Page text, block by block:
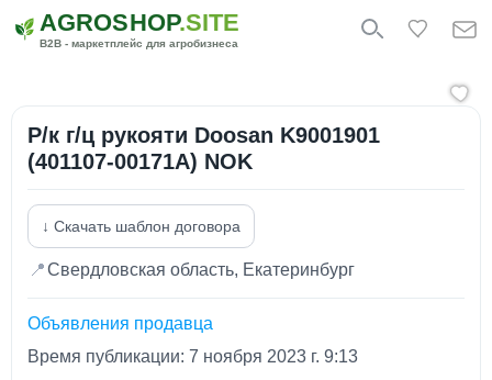
AGROSHOP.SITE
B2B - маркетплейс для агробизнеса
Р/к г/ц рукояти Doosan K9001901
(401107-00171A) NOK
↓ Скачать шаблон договора
📍Свердловская область, Екатеринбург
Объявления продавца
Время публикации: 7 ноября 2023 г. 9:13